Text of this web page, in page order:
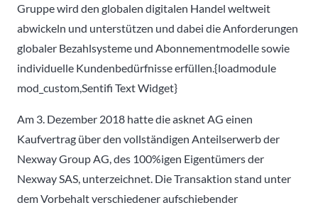
Gruppe wird den globalen digitalen Handel weltweit
abwickeln und unterstützen und dabei die Anforderungen
globaler Bezahlsysteme und Abonnementmodelle sowie
individuelle Kundenbedürfnisse erfüllen.{loadmodule
mod_custom,Sentifi Text Widget}
Am 3. Dezember 2018 hatte die asknet AG einen
Kaufvertrag über den vollständigen Anteilserwerb der
Nexway Group AG, des 100%igen Eigentümers der
Nexway SAS, unterzeichnet. Die Transaktion stand unter
dem Vorbehalt verschiedener aufschiebender